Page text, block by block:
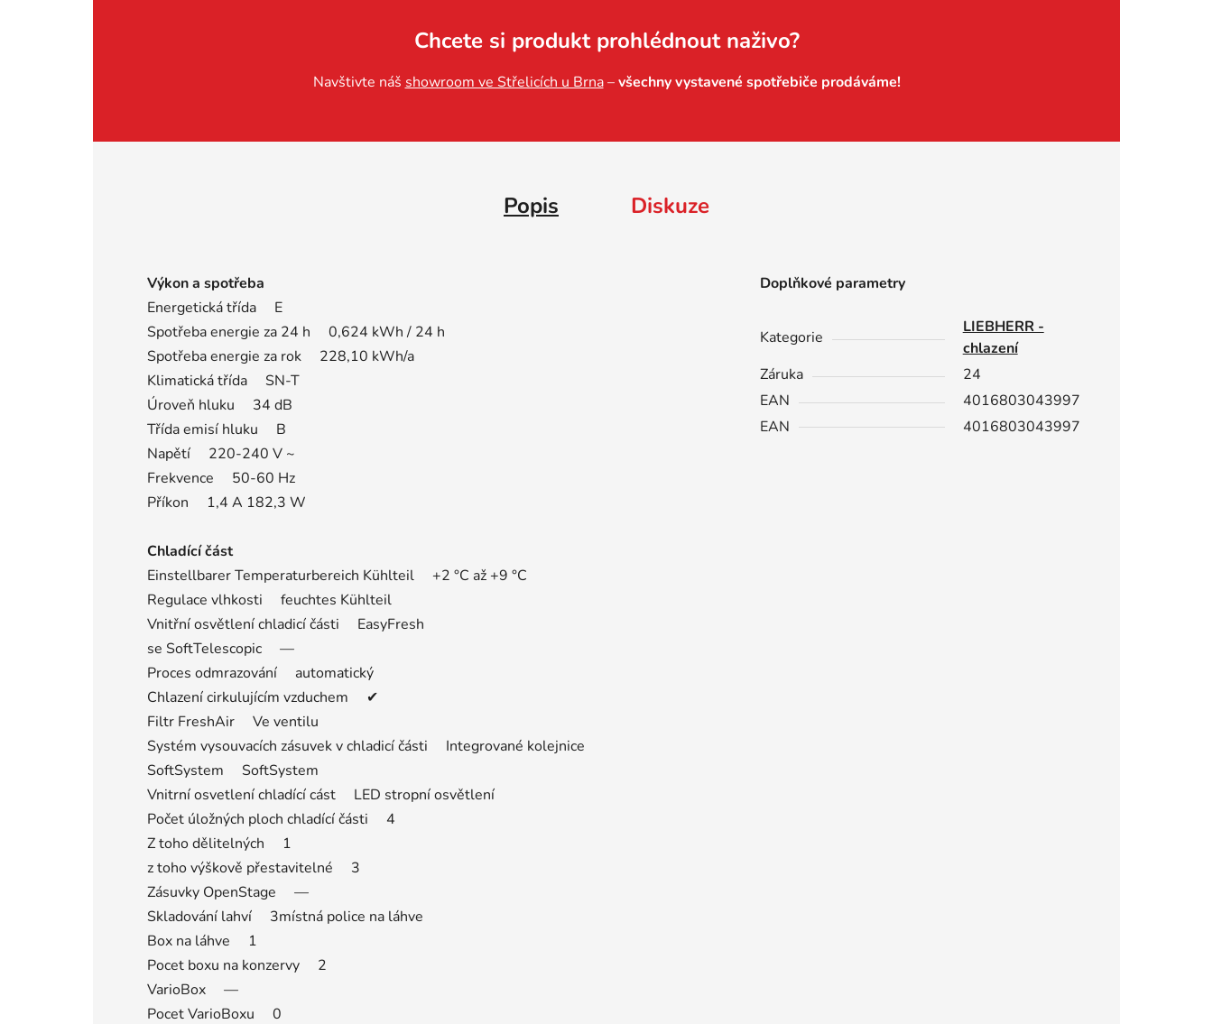
Chcete si produkt prohlédnout naživo?
Navštivte náš showroom ve Střelicích u Brna–všechny vystavené spotřebiče prodáváme!
Popis Diskuze
Výkon a spotřeba
Energetická třída E
Spotřeba energie za 24 h 0,624 kWh / 24 h
Spotřeba energie za rok 228,10 kWh/a
Klimatická třída SN-T
Úroveň hluku 34 dB
Třída emisí hluku B
Napětí 220-240 V ~
Frekvence 50-60 Hz
Příkon 1,4 A 182,3 W
Chladící část
Einstellbarer Temperaturbereich Kühlteil +2 °C až +9 °C
Regulace vlhkosti feuchtes Kühlteil
Vnitřní osvětlení chladicí části EasyFresh
se SoftTelescopic —
Proces odmrazování automatický
Chlazení cirkulujícím vzduchem ✔
Filtr FreshAir Ve ventilu
Systém vysouvacích zásuvek v chladicí části Integrované kolejnice
SoftSystem SoftSystem
Vnitrní osvetlení chladící cást LED stropní osvětlení
Počet úložných ploch chladící části 4
Z toho dělitelných 1
z toho výškově přestavitelné 3
Zásuvky OpenStage —
Skladování lahví 3místná police na láhve
Box na láhve 1
Pocet boxu na konzervy 2
VarioBox —
Pocet VarioBoxu 0
Doplňkové parametry
Kategorie
LIEBHERR -
chlazení
Záruka
24
EAN
4016803043997
EAN
4016803043997